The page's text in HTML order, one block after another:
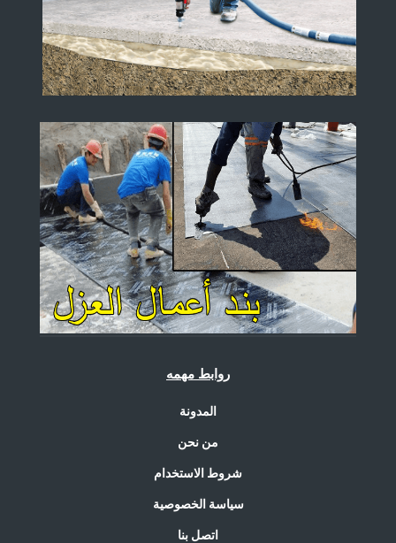
روابط مهمه
المدونة
من نحن
شروط الاستخدام
سياسة الخصوصية
اتصل بنا